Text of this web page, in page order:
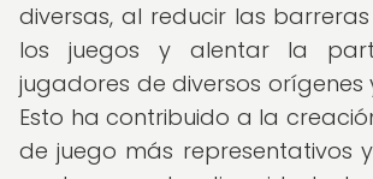
diversas, al reducir las
los juegos y alentar la
jugadores de diversos orígenes
Esto ha contribuido a la
de juego más representativos